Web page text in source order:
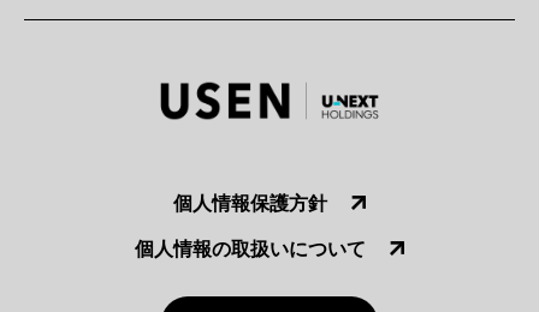
個人情報保護方針
個人情報の取扱いについて